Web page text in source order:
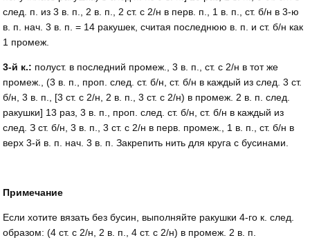
след. п. из 3 в. п., 2 в. п., 2 ст. с 2/н в перв. п., 1 в. п., ст. б/н в 3-ю
в. п. нач. 3 в. п. = 14 ракушек, считая последнюю в. п. и ст. б/н как
1 промеж.
3-й к.: полуст. в последний промеж., 3 в. п., ст. c 2/н в тот же
промеж., (3 в. п., проп. след. ст. б/н, ст. б/н в каждый из след. 3 ст.
б/н, 3 в. п., [3 ст. c 2/н, 2 в. п., 3 ст. c 2/н) в промеж. 2 в. п. след.
ракушки] 13 раз, 3 в. п., проп. след. ст. б/н, ст. б/н в каждый из
след. З ст. б/н, 3 в. п., 3 ст. c 2/н в перв. промеж., 1 в. п., ст. б/н в
верх 3-й в. п. нач. 3 в. п. Закрепить нить для круга с бусинами.
Примечание
Если хотите вязать без бусин, выполняйте ракушки 4-го к. след.
образом: (4 ст. c 2/н, 2 в. п., 4 ст. c 2/н) в промеж. 2 в. п.